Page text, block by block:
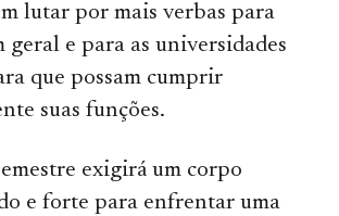
lutar por mais verbas para
geral e para as universidades
que possam cumprir
suas funções.
exigirá um corpo
e forte para enfrentar uma